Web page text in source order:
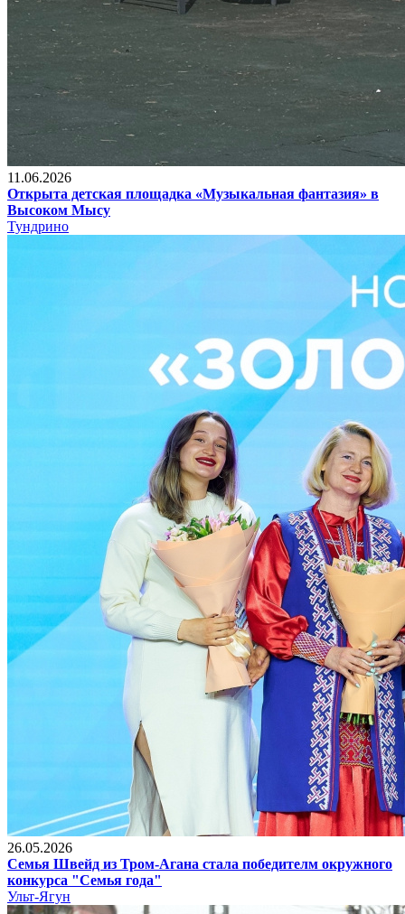
11.06.2026
Открыта детская площадка «Музыкальная фантазия» в
Высоком Мысу
Тундрино
26.05.2026
Семья Швейд из Тром-Агана стала победителм окружного
конкурса "Семья года"
Ульт-Ягун